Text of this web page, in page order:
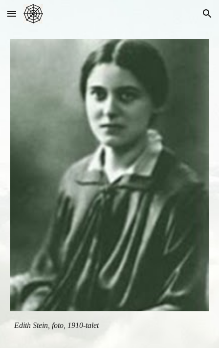
Skip to main content Skip to navigation
Edith Stein, foto, 1910-talet